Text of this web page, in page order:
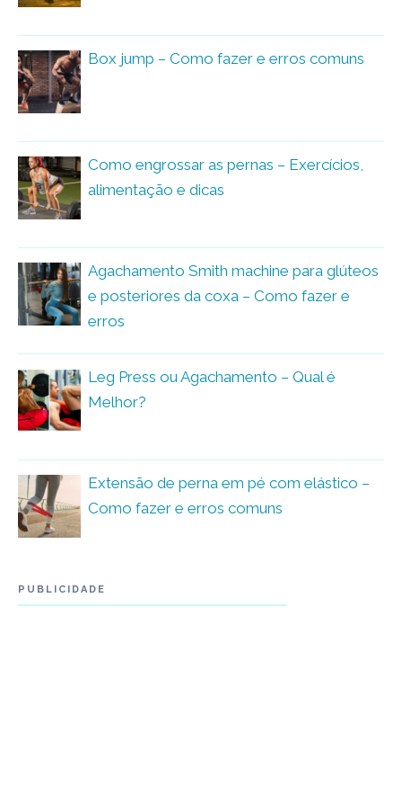
Box jump – Como fazer e erros comuns
Como engrossar as pernas – Exercícios,
alimentação e dicas
Agachamento Smith machine para glúteos
e posteriores da coxa – Como fazer e
erros
Leg Press ou Agachamento – Qual é
Melhor?
Extensão de perna em pé com elástico –
Como fazer e erros comuns
PUBLICIDADE